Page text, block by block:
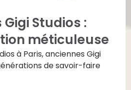
Studios :
méticuleuse
à Paris, anciennes Gigi
de savoir-faire